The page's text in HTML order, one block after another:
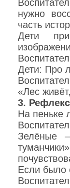
нужно
часть
Дети
Дети: Про
«Лес
3.
На пеньке
Зелёные
Если было